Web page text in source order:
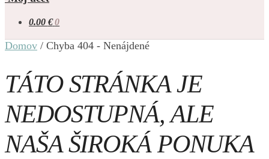
0.00 € 0
Domov / Chyba 404 - Nenájdené
TÁTO STRÁNKA JE
NEDOSTUPNÁ, ALE
NAŠA ŠIROKÁ PONUKA